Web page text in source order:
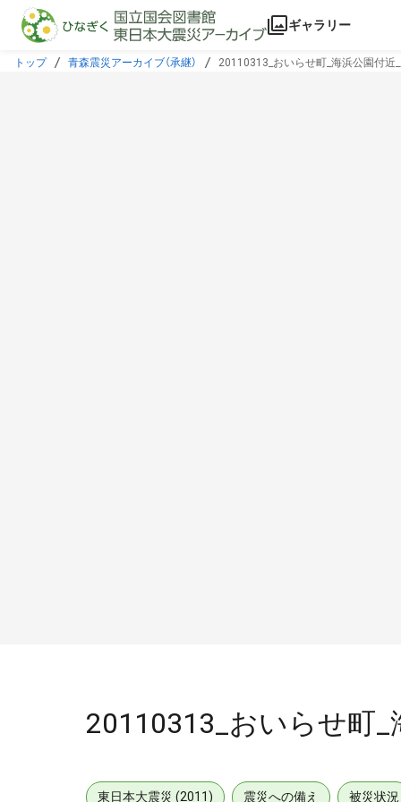
本文に飛ぶ
ギャラリー
トップ 青森震災アーカイブ（承継） 20110313_おいらせ町_海浜公園付近
20110313_おいらせ町
東日本大震災 (2011) 震災への備え 被災状況